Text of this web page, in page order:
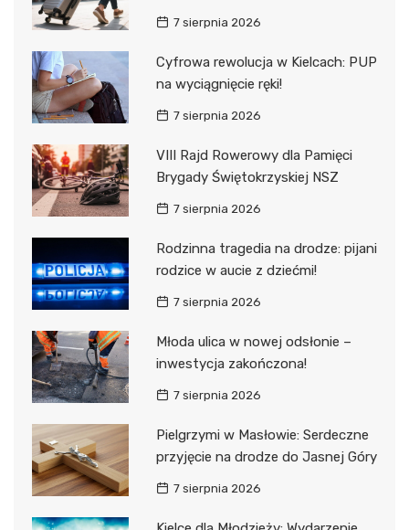
7 sierpnia 2026
Cyfrowa rewolucja w Kielcach: PUP
na wyciągnięcie ręki!
7 sierpnia 2026
VIII Rajd Rowerowy dla Pamięci
Brygady Świętokrzyskiej NSZ
7 sierpnia 2026
Rodzinna tragedia na drodze: pijani
rodzice w aucie z dziećmi!
7 sierpnia 2026
Młoda ulica w nowej odsłonie –
inwestycja zakończona!
7 sierpnia 2026
Pielgrzymi w Masłowie: Serdeczne
przyjęcie na drodze do Jasnej Góry
7 sierpnia 2026